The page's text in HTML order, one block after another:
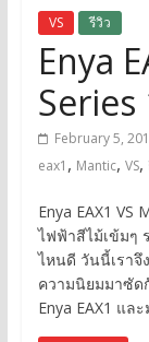
VS รีวิว
Enya
Series
February 5,
eax1 , Mantic, VS,
Enya EAX1 VS
ไฟฟ้าสีไม้เข้มๆ
ไหนดี วันนี้เราจึ
ความนิยมมาซัด
Enya EAX1 แล